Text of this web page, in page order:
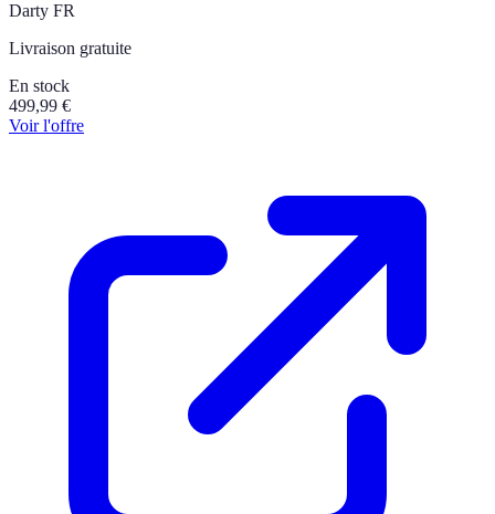
Darty FR
Livraison gratuite
En stock
499,99 €
Voir l'offre